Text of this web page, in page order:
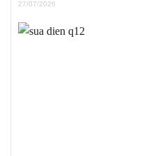
27/07/2026